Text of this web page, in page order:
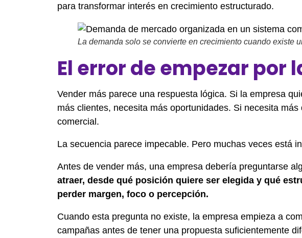
para transformar interés en crecimiento estructurado.
La demanda solo se convierte en crecimiento cuando existe
El error de empezar por
Vender más parece una respuesta lógica. Si la empresa
más clientes, necesita más oportunidades. Si necesita
comercial.
La secuencia parece impecable. Pero muchas veces está
Antes de vender más, una empresa debería preguntarse
atraer, desde qué posición quiere ser elegida y qué
perder margen, foco o percepción.
Cuando esta pregunta no existe, la empresa empieza a
campañas antes de tener una propuesta suficientemente